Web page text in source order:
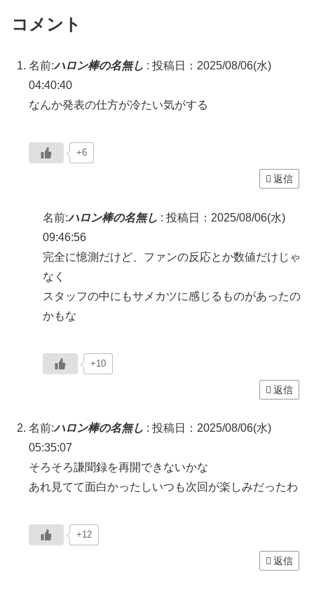
コメント
名前:ハロン棒の名無し : 投稿日：2025/08/06(水)
04:40:40
なんか発表の仕方が冷たい気がする
+6
返信
名前:ハロン棒の名無し : 投稿日：2025/08/06(水)
09:46:56
完全に憶測だけど、ファンの反応とか数値だけじゃ
なく
スタッフの中にもサメカツに感じるものがあったの
かもな
+10
返信
名前:ハロン棒の名無し : 投稿日：2025/08/06(水)
05:35:07
そろそろ謙聞録を再開できないかな
あれ見てて面白かったしいつも次回が楽しみだったわ
+12
返信